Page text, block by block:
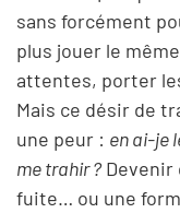
sans forcément
plus jouer le
attentes, porter
Mais ce désir de
une peur : en ai-je
me trahir ?Devenir
fuite… ou une